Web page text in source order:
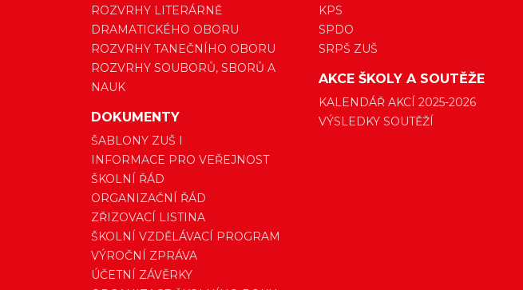
ROZVRHY LITERÁRNĚ
DRAMATICKÉHO OBORU
ROZVRHY TANEČNÍHO OBORU
ROZVRHY SOUBORŮ, SBORŮ A
NAUK
DOKUMENTY
ŠABLONY ZUŠ I
INFORMACE PRO VEŘEJNOST
ŠKOLNÍ ŘÁD
ORGANIZAČNÍ ŘÁD
ZŘIZOVACÍ LISTINA
ŠKOLNÍ VZDĚLÁVACÍ PROGRAM
VÝROČNÍ ZPRÁVA
ÚČETNÍ ZÁVĚRKY
KPS
SPDO
SRPŠ ZUŠ
AKCE ŠKOLY A SOUTĚŽE
KALENDÁŘ AKCÍ 2025-2026
VÝSLEDKY SOUTĚŽÍ